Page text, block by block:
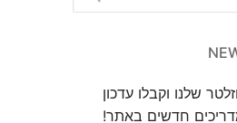
שלנו וקבלו עדכון
חדשים באתר!